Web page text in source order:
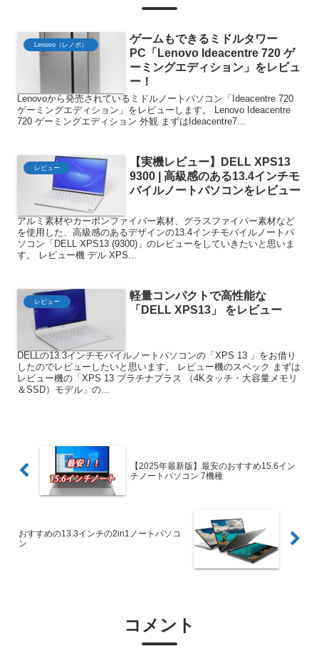
Lenovo（レノボ）
ゲームもできるミドルタワー
PC「Lenovo Ideacentre 720 ゲ
ーミングエディション」をレビュ
ー！
Lenovoから発売されているミドルノートパソコン「Ideacentre 720
ゲーミングエディション」をレビューします。 Lenovo Ideacentre
720 ゲーミングエディション 外観 まずはIdeacentre7...
レビュー
【実機レビュー】DELL XPS13
9300 | 高級感のある13.4インチモ
バイルノートパソコンをレビュー
アルミ素材やカーボンファイバー素材、グラスファイバー素材など
を使用した、高級感のあるデザインの13.4インチモバイルノートパ
ソコン「DELL XPS13 (9300)」のレビューをしていきたいと思いま
す。 レビュー機 デル XPS...
レビュー
軽量コンパクトで高性能な
「DELL XPS13」 をレビュー
DELLの13.3インチモバイルノートパソコンの「XPS 13 」をお借り
したのでレビューしたいと思います。 レビュー機のスペック まずは
レビュー機の「XPS 13 プラチナプラス （4Kタッチ・大容量メモリ
＆SSD）モデル」の...
【2025年最新版】最安のおすすめ15.6イン
チノートパソコン 7機種
おすすめの13.3インチの2in1ノートパソコ
ン
コメント